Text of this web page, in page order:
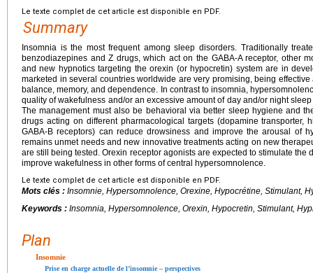
Le texte complet de cet article est disponible en PDF.
Summary
Insomnia is the most frequent among sleep disorders. Traditionally
benzodiazepines and Z drugs, which act on the GABA-A receptor, other
and new hypnotics targeting the orexin (or hypocretin) system are in
marketed in several countries worldwide are very promising, being
balance, memory, and dependence. In contrast to insomnia,
quality of wakefulness and/or an excessive amount of day and/or night
The management must also be behavioral via better sleep hygiene and
drugs acting on different pharmacological targets (dopamine transporter,
GABA-B receptors) can reduce drowsiness and improve the arousal of
remains unmet needs and new innovative treatments acting on new
are still being tested. Orexin receptor agonists are expected to stimulate the
improve wakefulness in other forms of central hypersomnolence.
Le texte complet de cet article est disponible en PDF.
Mots clés : Insomnie, Hypersomnolence, Orexine, Hypocrétine, Stimulant,
Keywords : Insomnia, Hypersomnolence, Orexin, Hypocretin, Stimulant,
Plan
Insomnie
Prise en charge actuelle de l’insomnie – perspectives